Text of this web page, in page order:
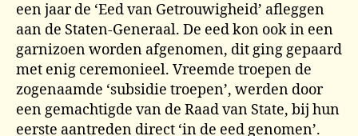
een jaar de ‘Eed van Getrouwigheid’ afleggen
aan de Staten-Generaal. De eed kon ook in een
garnizoen worden afgenomen, dit ging gepaard
met enig ceremonieel. Vreemde troepen de
zogenaamde ‘subsidie troepen’, werden door
een gemachtigde van de Raad van State, bij hun
eerste aantreden direct ‘in de eed genomen’.